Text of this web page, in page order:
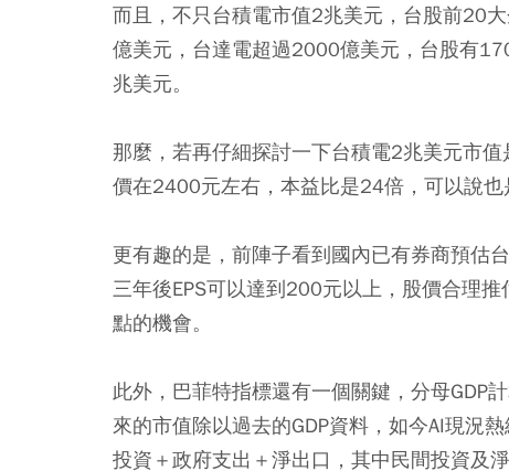
而且，不只台積電市值2兆美元，台股前20
億美元，台達電超過2000億美元，台股有
兆美元。
那麼，若再仔細探討一下台積電2兆美元市
價在2400元左右，本益比是24倍，可以說也
更有趣的是，前陣子看到國內已有券商預估
三年後EPS可以達到200元以上，股價合理
點的機會。
此外，巴菲特指標還有一個關鍵，分母GDP
來的市值除以過去的GDP資料，如今AI現況
投資＋政府支出＋淨出口，其中民間投資及